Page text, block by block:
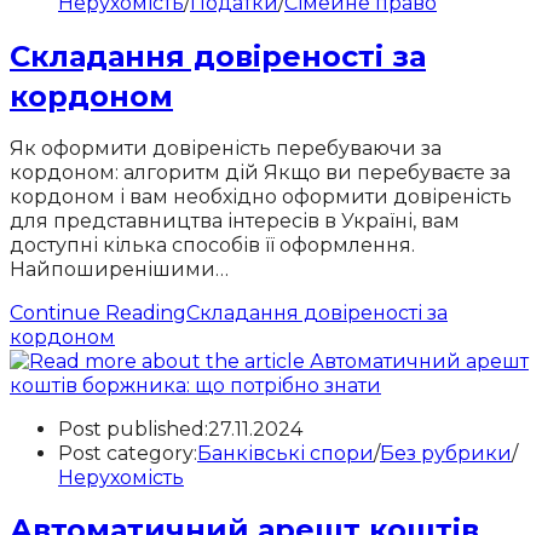
Складання довіреності за
кордоном
Як оформити довіреність перебуваючи за
кордоном: алгоритм дій Якщо ви перебуваєте за
кордоном і вам необхідно оформити довіреність
для представництва інтересів в Україні, вам
доступні кілька способів її оформлення.
Найпоширенішими…
Continue ReadingСкладання довіреності за
кордоном
Post published:27.11.2024
Post category:Банківські спори/Без рубрики/
Нерухомість